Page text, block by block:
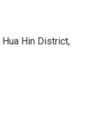
Hin District,